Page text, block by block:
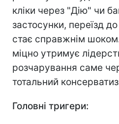
кліки через "Дію" чи
застосунки, переїзд
стає справжнім
міцно утримує
розчарування саме
тотальний
Головні тригери: